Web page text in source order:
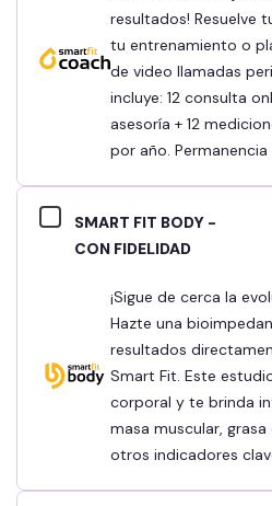
resultados! Resuelve
tu entrenamiento o
de video llamadas
incluye: 12 consulta
asesoría + 12
por año. Permanencia
SMART FIT BODY -
CON FIDELIDAD
¡Sigue de cerca la evolución de tu cuerpo!
Hazte una
resultados
Smart Fit. Este
corporal y te brinda
masa muscular,
otros indicadores